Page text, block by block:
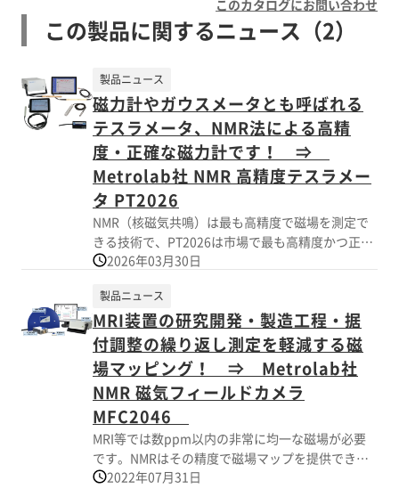
このカタログにお問い合わせ
この製品に関するニュース（2）
磁力計やガウスメータとも呼ばれる
テスラメータ、NMR法による高精
度・正確な磁力計です！ ⇒
Metrolab社 NMR 高精度テスラメー
タ PT2026
製品ニュース
NMR（核磁気共鳴）は最も高精度で磁場を測定で
きる技術で、PT2026は市場で最も高精度かつ正確
なNMR磁力計です。 ・好適な条件下では、10 ppb
均一磁場での堅牢性、33 Hzの測定速度、検索時間
の改善などが特長です。 ・最新の高周波技術とコ
ンピューター技術で設計されたNMR磁力計で、多
くの新しい用途を開拓できます。 磁場を測定する
パルス波プローブは3種類あり、様々な測定レンジ
に柔軟に対応できます。 ・RFケーブル1本だけで
接続でき、プラグの抜き差しが容易です。 ・1326
プローブには 3軸ホール素子プローブが組み込ま
れ、NMR信号のサーチが高速化できます。 ・1426
プローブは、狭いギャップに収まるリモート・パ
2026年03月30日
MRI装置の研究開発・製造工程・据
付調整の繰り返し測定を軽減する磁
場マッピング！ ⇒ Metrolab社
NMR 磁気フィールドカメラ
MFC2046
製品ニュース
MRI等では数ppm以内の非常に均一な磁場が必要
です。NMRはその精度で磁場マップを提供できる
唯一の磁気測定技術です。 MRIメーカーでの研究
2022年07月31日